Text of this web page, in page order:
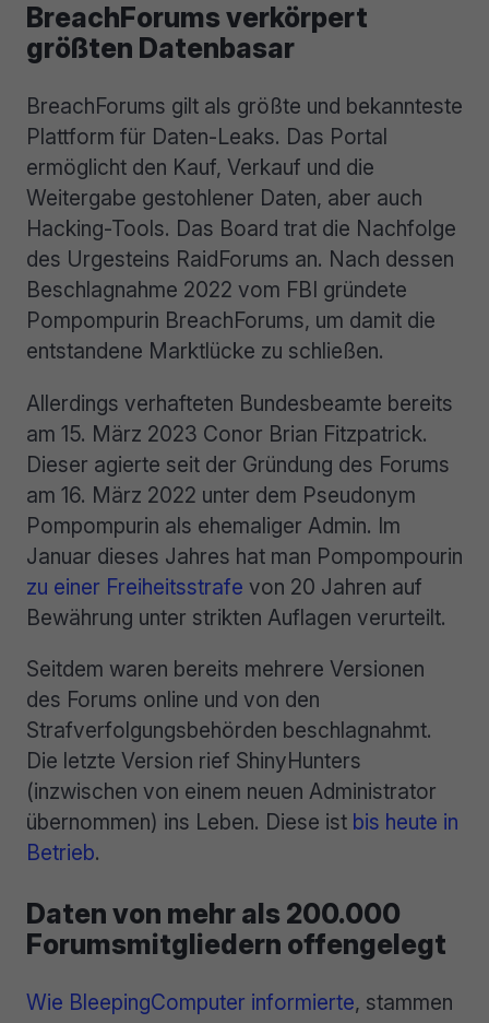
BreachForums verkörpert
größten Datenbasar
BreachForums gilt als größte und bekannteste
Plattform für Daten-Leaks. Das Portal
ermöglicht den Kauf, Verkauf und die
Weitergabe gestohlener Daten, aber auch
Hacking-Tools. Das Board trat die Nachfolge
des Urgesteins RaidForums an. Nach dessen
Beschlagnahme 2022 vom FBI gründete
Pompompurin BreachForums, um damit die
entstandene Marktlücke zu schließen.
Allerdings verhafteten Bundesbeamte bereits
am 15. März 2023 Conor Brian Fitzpatrick.
Dieser agierte seit der Gründung des Forums
am 16. März 2022 unter dem Pseudonym
Pompompurin als ehemaliger Admin. Im
Januar dieses Jahres hat man Pompompourin
zu einer Freiheitsstrafe von 20 Jahren auf
Bewährung unter strikten Auflagen verurteilt.
Seitdem waren bereits mehrere Versionen
des Forums online und von den
Strafverfolgungsbehörden beschlagnahmt.
Die letzte Version rief ShinyHunters
(inzwischen von einem neuen Administrator
übernommen) ins Leben. Diese ist bis heute in
Betrieb.
Daten von mehr als 200.000
Forumsmitgliedern offengelegt
Wie BleepingComputer informierte, stammen